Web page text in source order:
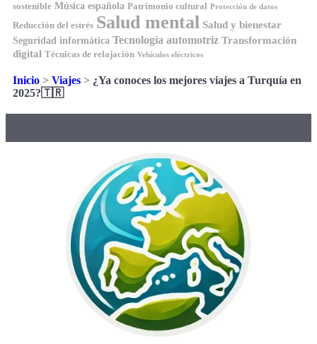
sostenible Música española Patrimonio cultural Protección de datos
Reducción del estrés Salud mental Salud y bienestar
Seguridad informática Tecnología automotriz Transformación
digital Técnicas de relajación Vehículos eléctricos
Inicio > Viajes > ¿Ya conoces los mejores viajes a Turquía en
2025?🇹🇷